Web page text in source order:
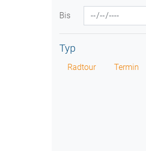
Bis
Typ
Radtour Termin